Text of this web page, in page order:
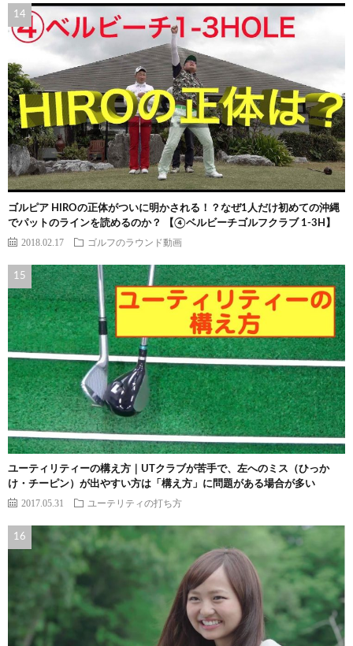
ゴルピア HIROの正体がついに明かされる！？なぜ1人だけ初めての沖縄
でパットのラインを読めるのか？ 【④ベルビーチゴルフクラブ 1-3H】
2018.02.17 ゴルフのラウンド動画
ユーティリティーの構え方｜UTクラブが苦手で、左へのミス（ひっか
け・チーピン）が出やすい方は「構え方」に問題がある場合が多い
2017.05.31 ユーテリティの打ち方